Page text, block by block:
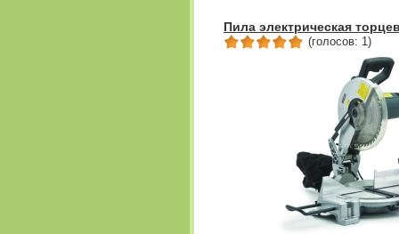
Пила электрическая
(голосов: 1)